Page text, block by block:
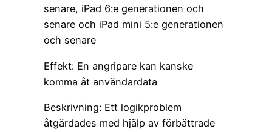
senare, iPad 6:e generationen och
senare och iPad mini 5:e generationen
och senare
Effekt: En angripare kan kanske
komma åt användardata
Beskrivning: Ett logikproblem
åtgärdades med hjälp av förbättrade